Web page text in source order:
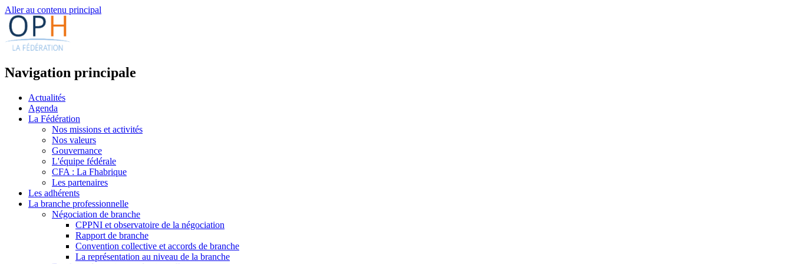
Aller au contenu principal
Navigation principale
Actualités
Agenda
La Fédération
Nos missions et activités
Nos valeurs
Gouvernance
L'équipe fédérale
CFA : La Fhabrique
Les partenaires
Les adhérents
La branche professionnelle
Négociation de branche
CPPNI et observatoire de la négociation
Rapport de branche
Convention collective et accords de branche
La représentation au niveau de la branche